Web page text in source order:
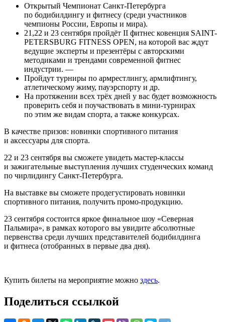
Открытый Чемпионат Санкт-Петербурга
по бодибилдингу и фитнесу (среди участников
чемпионы России, Европы и мира).
21,22 и 23 сентября пройдёт II фитнес ковенция SAINT-
PETERSBURG FITNESS OPEN, на которой вас ждут
ведущие эксперты и презентёры с авторскими
методиками и трендами современной фитнес
индустрии. —
Пройдут турниры по армрестлингу, армлифтингу,
атлетическому жиму, пауэрспорту и др.
На протяжении всех трёх дней у вас будет возможность
проверить себя и поучаствовать в мини-турнирах
по этим же видам спорта, а также конкурсах.
В качестве призов: новинки спортивного питания
и аксессуары для спорта.
22 и 23 сентября вы сможете увидеть мастер-классы
и зажигательные выступления лучших студенческих команд
по чирлидингу Санкт-Петербурга.
На выставке вы сможете продегустировать новинки
спортивного питания, получить промо-продукцию.
23 сентября состоится яркое финальное шоу «Северная
Пальмира», в рамках которого вы увидите абсолютные
первенства среди лучших представителей бодибилдинга
и фитнеса (отобранных в первые два дня).
Купить билеты на мероприятие можно здесь.
Поделиться ссылкой